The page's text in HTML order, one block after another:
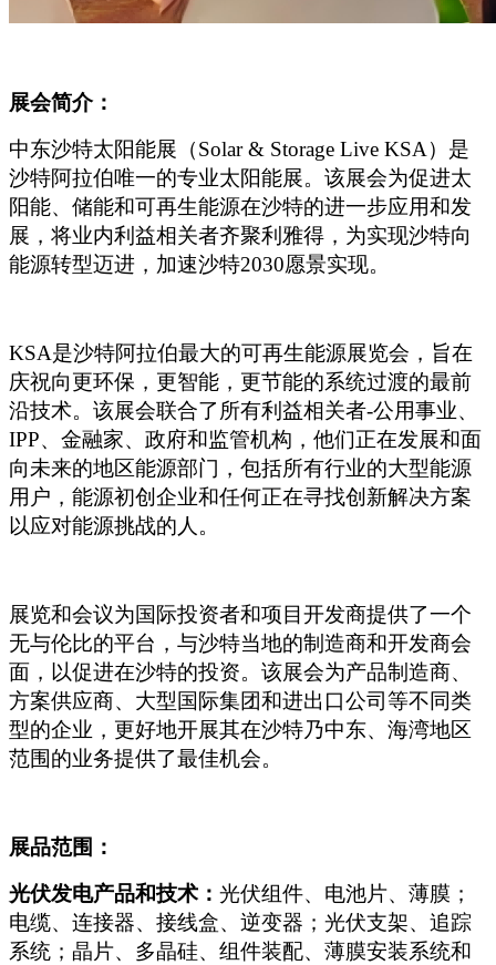
展会简介：
中东沙特太阳能展（Solar & Storage Live KSA）是
沙特阿拉伯唯一的专业太阳能展。该展会为促进太
阳能、储能和可再生能源在沙特的进一步应用和发
展，将业内利益相关者齐聚利雅得，为实现沙特向
能源转型迈进，加速沙特2030愿景实现。
KSA是沙特阿拉伯最大的可再生能源展览会，旨在
庆祝向更环保，更智能，更节能的系统过渡的最前
沿技术。该展会联合了所有利益相关者-公用事业、
IPP、金融家、政府和监管机构，他们正在发展和面
向未来的地区能源部门，包括所有行业的大型能源
用户，能源初创企业和任何正在寻找创新解决方案
以应对能源挑战的人。
展览和会议为国际投资者和项目开发商提供了一个
无与伦比的平台，与沙特当地的制造商和开发商会
面，以促进在沙特的投资。该展会为产品制造商、
方案供应商、大型国际集团和进出口公司等不同类
型的企业，更好地开展其在沙特乃中东、海湾地区
范围的业务提供了最佳机会。
展品范围：
光伏发电产品和技术： 光伏组件、电池片、薄膜；
电缆、连接器、接线盒、逆变器；光伏支架、追踪
系统；晶片、多晶硅、组件装配、薄膜安装系统和